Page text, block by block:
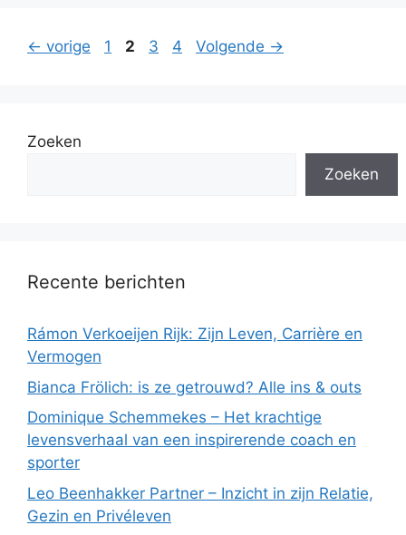
← vorige Pagina
1 Pagina
2 Pagina
3 Pagina
4 Volgende →
Zoeken
Zoeken
Recente berichten
Rámon Verkoeijen Rijk: Zijn Leven, Carrière en
Vermogen
Bianca Frölich: is ze getrouwd? Alle ins & outs
Dominique Schemmekes – Het krachtige
levensverhaal van een inspirerende coach en
sporter
Leo Beenhakker Partner – Inzicht in zijn Relatie,
Gezin en Privéleven